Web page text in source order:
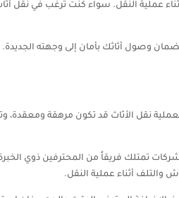
عملية النقل. سواء كنت ترغب في نقل
أثاثك بأمان إلى وجهته الجديدة.
نقل الأثاث قد تكون مرهقة ومعقدة،
تمتلك فريقاً من المحترفين ذوي
أثناء عملية النقل.